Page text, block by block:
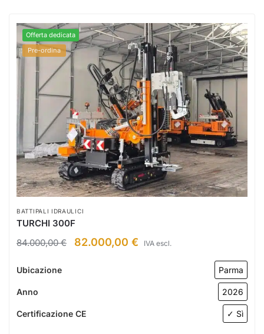
Offerta dedicata
Pre-ordina
BATTIPALI IDRAULICI
TURCHI 300F
84.000,00€ 82.000,00 € IVA escl.
Ubicazione Parma
Anno 2026
Certificazione CE ✓ Sì